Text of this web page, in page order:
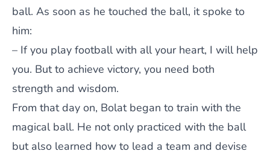
ball. As soon as he touched the ball, it spoke to
him:
– If you play football with all your heart, I will help
you. But to achieve victory, you need both
strength and wisdom.
From that day on, Bolat began to train with the
magical ball. He not only practiced with the ball
but also learned how to lead a team and devise